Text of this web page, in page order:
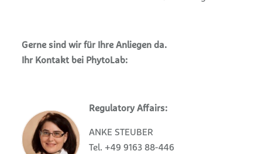
Gerne sind wir für Ihre Anliegen da.
Ihr Kontakt bei PhytoLab:
Regulatory Affairs:
ANKE STEUBER
Tel. +49 9163 88-446